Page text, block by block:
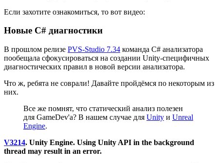
Если захотите ознакомиться, то вот видео:
Новые C# диагностики
В прошлом релизе PVS-Studio 7.34 команда C# анализатора
пообещала сфокусироваться на создании Unity-специфичных
диагностических правил в новой версии анализатора.
Что ж, ребята не соврали! Давайте пройдёмся по некоторым из
них.
Все же помнят, что статический анализ полезен
для GameDev'a? В нашем случае для Unity и Unreal
Engine.
V3214. Unity Engine. Using Unity API in the background
thread may result in an error.